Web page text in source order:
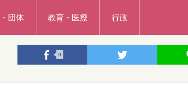
団体 教育・医療 行政
0